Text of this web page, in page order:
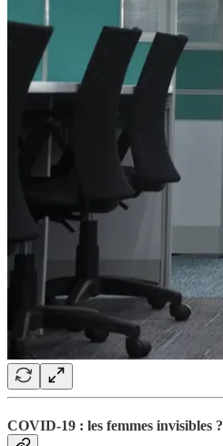
COVID-19 : les femmes invisibles ?